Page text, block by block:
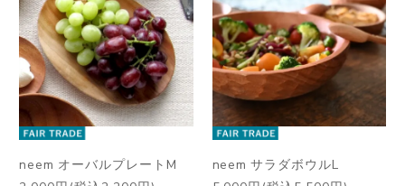
neem オーバルプレートM
neem サラダボウルL